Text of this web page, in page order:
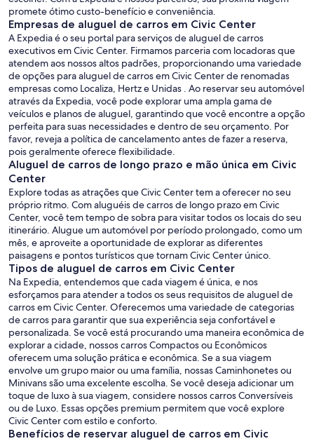
promete ótimo custo-benefício e conveniência.
Empresas de aluguel de carros em Civic Center
A Expedia é o seu portal para serviços de aluguel de carros
executivos em Civic Center. Firmamos parceria com locadoras que
atendem aos nossos altos padrões, proporcionando uma variedade
de opções para aluguel de carros em Civic Center de renomadas
empresas como Localiza, Hertz e Unidas . Ao reservar seu automóvel
através da Expedia, você pode explorar uma ampla gama de
veículos e planos de aluguel, garantindo que você encontre a opção
perfeita para suas necessidades e dentro de seu orçamento. Por
favor, reveja a política de cancelamento antes de fazer a reserva,
pois geralmente oferece flexibilidade.
Aluguel de carros de longo prazo e mão única em Civic
Center
Explore todas as atrações que Civic Center tem a oferecer no seu
próprio ritmo. Com aluguéis de carros de longo prazo em Civic
Center, você tem tempo de sobra para visitar todos os locais do seu
itinerário. Alugue um automóvel por período prolongado, como um
mês, e aproveite a oportunidade de explorar as diferentes
paisagens e pontos turísticos que tornam Civic Center único.
Tipos de aluguel de carros em Civic Center
Na Expedia, entendemos que cada viagem é única, e nos
esforçamos para atender a todos os seus requisitos de aluguel de
carros em Civic Center. Oferecemos uma variedade de categorias
de carros para garantir que sua experiência seja confortável e
personalizada. Se você está procurando uma maneira econômica de
explorar a cidade, nossos carros Compactos ou Econômicos
oferecem uma solução prática e econômica. Se a sua viagem
envolve um grupo maior ou uma família, nossas Caminhonetes ou
Minivans são uma excelente escolha. Se você deseja adicionar um
toque de luxo à sua viagem, considere nossos carros Conversíveis
ou de Luxo. Essas opções premium permitem que você explore
Civic Center com estilo e conforto.
Benefícios de reservar aluguel de carros em Civic